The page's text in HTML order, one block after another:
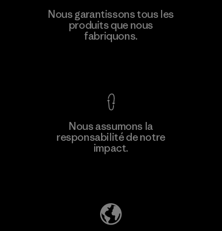
Formosa Taffeta Co., Ltd.
Material-supplier
Nous garantissons tous les
produits que nous
fabriquons.
Nous assumons la
responsabilité de notre
impact.